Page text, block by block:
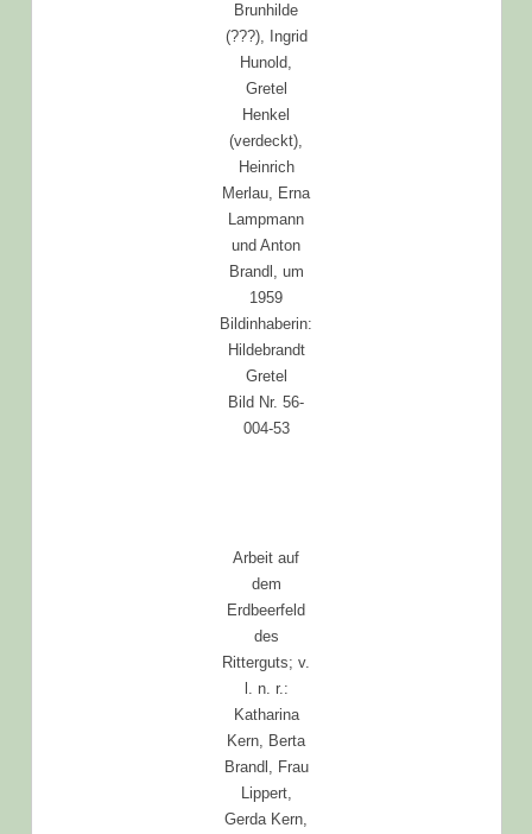
Brunhilde
(???), Ingrid
Hunold,
Gretel
Henkel
(verdeckt),
Heinrich
Merlau, Erna
Lampmann
und Anton
Brandl, um
1959
Bildinhaberin:
Hildebrandt
Gretel
Bild Nr. 56-
004-53
Arbeit auf
dem
Erdbeerfeld
des
Ritterguts; v.
l. n. r.:
Katharina
Kern, Berta
Brandl, Frau
Lippert,
Gerda Kern,